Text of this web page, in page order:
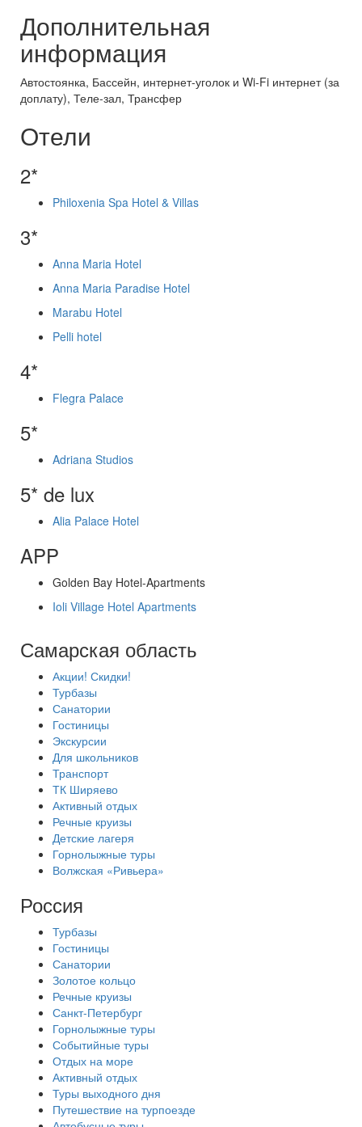
Дополнительная
информация
Автостоянка, Бассейн, интернет-уголок и Wi-Fi интернет (за
доплату), Теле-зал, Трансфер
Отели
2*
Philoxenia Spa Hotel & Villas
3*
Anna Maria Hotel
Anna Maria Paradise Hotel
Marabu Hotel
Pelli hotel
4*
Flegra Palace
5*
Adriana Studios
5* de lux
Alia Palace Hotel
APP
Golden Bay Hotel-Apartments
Ioli Village Hotel Apartments
Самарская область
Акции! Скидки!
Турбазы
Санатории
Гостиницы
Экскурсии
Для школьников
Транспорт
ТК Ширяево
Активный отдых
Речные круизы
Детские лагеря
Горнолыжные туры
Волжская «Ривьера»
Россия
Турбазы
Гостиницы
Санатории
Золотое кольцо
Речные круизы
Санкт-Петербург
Горнолыжные туры
Событийные туры
Отдых на море
Активный отдых
Туры выходного дня
Путешествие на турпоезде